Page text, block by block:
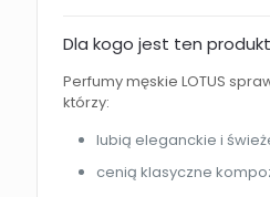
Dla kogo jest ten
Perfumy męskie LOTUS
którzy:
lubią eleganckie i
cenią klasyczne